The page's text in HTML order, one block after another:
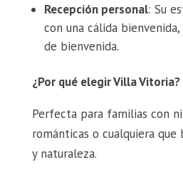
Recepción personal: Su
con una cálida
de bienvenida.
¿Por qué elegir Villa Vitoria?
Perfecta para familias con
románticas o cualquiera que
y naturaleza.